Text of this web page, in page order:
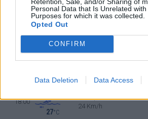
Personal Data that Is Unrelated
Purposes for which it was collected.
Opted Out
CONFIRM
Data Deletion Data Access
27°C
16 Km/h
33°C
°C
3 Μπφ Δ
16 Km/h
18:00
27°C
4 Μπφ Δ
24 Km/h